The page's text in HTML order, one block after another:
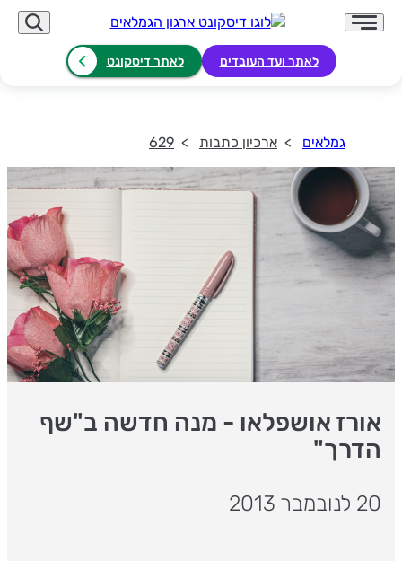
לאתר ועד העובדים לאתר דיסקונט
גמלאים ארכיון כתבות 629
אורז אושפלאו - מנה חדשה ב"שף
הדרך"
20 לנובמבר 2013